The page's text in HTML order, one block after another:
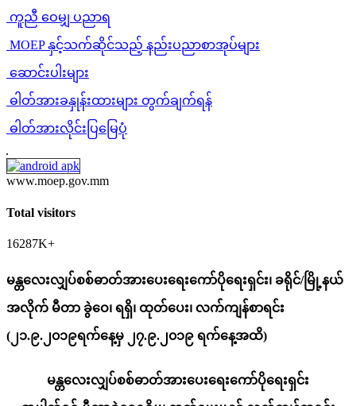
ကူညီ ဝေမျှ ပညာရ
MOEP နှင့်သက်ဆိုင်သည့် နည်းပညာစာအုပ်များ
ဆောင်းပါးများ
ဓါတ်အားခနှုန်းထားများ တွက်ချက်ရန်
ဓါတ်အားလိုင်းပြမြေပုံ
www.moep.gov.mm
Total visitors
16287K+
မန္တလေးလျှပ်စစ်ဓာတ်အားပေးရေးကော်ပိုရေးရှင်း၊ ခရိုင်/မြို့နယ်
အလိုက် မီတာ ခွဲဝေ၊ ရရှိ၊ ထုတ်ပေး၊ လက်ကျန်စာရင်း
(၂၁.၉.၂၀၁၉ရက်နေ့မှ ၂၇.၉.၂၀၁၉ ရက်နေ့အထိ)​​​​​​​
မန္တလေးလျှပ်စစ်ဓာတ်အားပေးရေးကော်ပိုရေးရှင်း